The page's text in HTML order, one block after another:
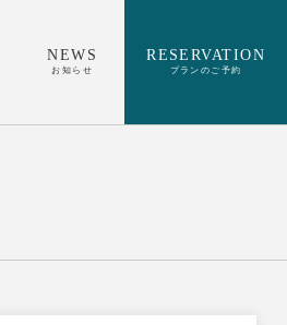
NEWS
お知らせ
RESERVATION
プランのご予約